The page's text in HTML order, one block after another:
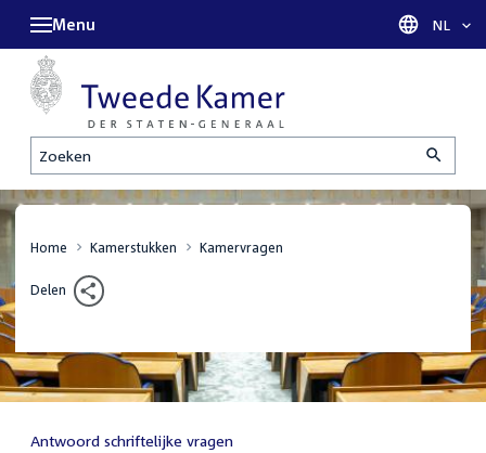
Zoeken
Menu Taal
NL
Home Kamerstukken Kamervragen
Delen
Antwoord schriftelijke vragen